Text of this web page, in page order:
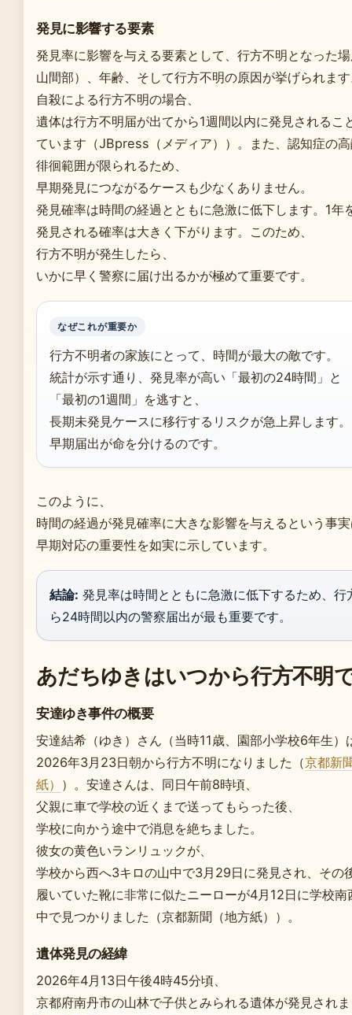
発見に影響する要素
発見率に影響を与える要素として、行方不明となった
山間部）、年齢、そして行方不明の原因が挙げられま
自殺による行方不明の場合、
遺体は行方不明届が出てから1週間以内に発見されるこ
ています（JBpress（メディア））。また、認知症の
徘徊範囲が限られるため、
早期発見につながるケースも少なくありません。
発見確率は時間の経過とともに急激に低下します。1年
発見される確率は大きく下がります。このため、
行方不明が発生したら、
いかに早く警察に届け出るかが極めて重要です。
なぜこれが重要か
行方不明者の家族にとって、時間が最大の敵です。
統計が示す通り、発見率が高い「最初の24時間」と
「最初の1週間」を逃すと、
長期未発見ケースに移行するリスクが急上昇します。
早期届出が命を分けるのです。
このように、
時間の経過が発見確率に大きな影響を与えるという事
早期対応の重要性を如実に示しています。
結論: 発見率は時間とともに急激に低下するため、行
ら24時間以内の警察届出が最も重要です。
あだちゆきはいつから行方不明
安達ゆき事件の概要
安達結希（ゆき）さん（当時11歳、園部小学校6年生）
2026年3月23日朝から行方不明になりました（京都新
紙） ）。安達さんは、同日午前8時頃、
父親に車で学校の近くまで送ってもらった後、
学校に向かう途中で消息を絶ちました。
彼女の黄色いランリュックが、
学校から西へ3キロの山中で3月29日に発見され、その
履いていた靴に非常に似たニーローが4月12日に学校
中で見つかりました（京都新聞（地方紙））。
遺体発見の経緯
2026年4月13日午後4時45分頃、
京都府南丹市の山林で子供とみられる遺体が発見され